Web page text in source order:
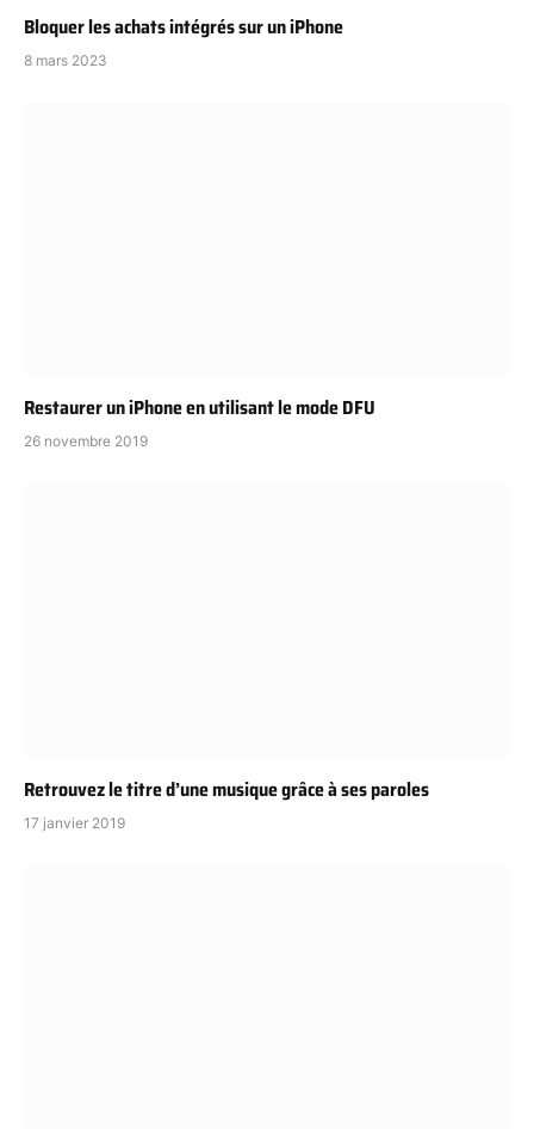
Bloquer les achats intégrés sur un iPhone
8 mars 2023
Restaurer un iPhone en utilisant le mode DFU
26 novembre 2019
Retrouvez le titre d’une musique grâce à ses paroles
17 janvier 2019